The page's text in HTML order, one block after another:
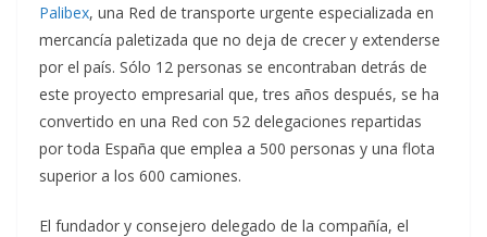
Palibex, una Red de transporte urgente especializada en
mercancía paletizada que no deja de crecer y extenderse
por el país. Sólo 12 personas se encontraban detrás de
este proyecto empresarial que, tres años después, se ha
convertido en una Red con 52 delegaciones repartidas
por toda España que emplea a 500 personas y una flota
superior a los 600 camiones.
El fundador y consejero delegado de la compañía, el